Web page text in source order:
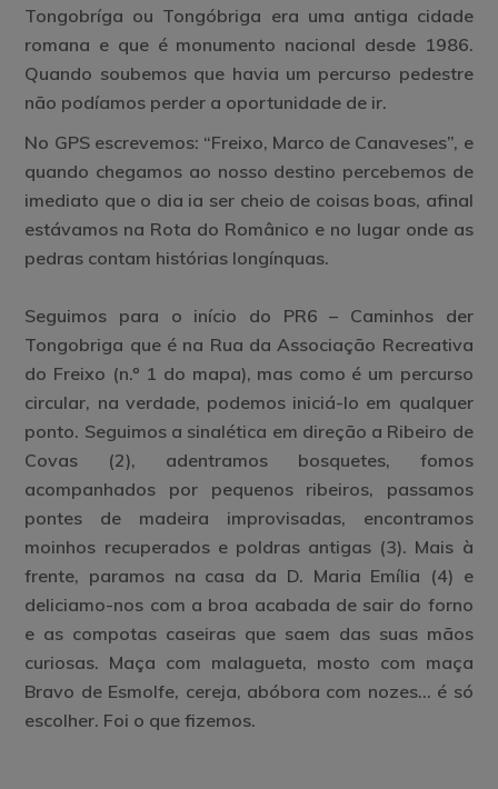
Tongobríga ou Tongóbriga era uma antiga cidade
romana e que é monumento nacional desde 1986.
Quando soubemos que havia um percurso pedestre
não podíamos perder a oportunidade de ir.
No GPS escrevemos: “Freixo, Marco de Canaveses”, e
quando chegamos ao nosso destino percebemos de
imediato que o dia ia ser cheio de coisas boas, afinal
estávamos na Rota do Românico e no lugar onde as
pedras contam histórias longínquas.
Seguimos para o início do PR6 – Caminhos der
Tongobriga que é na Rua da Associação Recreativa
do Freixo (n.º 1 do mapa), mas como é um percurso
circular, na verdade, podemos iniciá-lo em qualquer
ponto. Seguimos a sinalética em direção a Ribeiro de
Covas (2), adentramos bosquetes, fomos
acompanhados por pequenos ribeiros, passamos
pontes de madeira improvisadas, encontramos
moinhos recuperados e poldras antigas (3). Mais à
frente, paramos na casa da D. Maria Emília (4) e
deliciamo-nos com a broa acabada de sair do forno
e as compotas caseiras que saem das suas mãos
curiosas. Maça com malagueta, mosto com maça
Bravo de Esmolfe, cereja, abóbora com nozes… é só
escolher. Foi o que fizemos.